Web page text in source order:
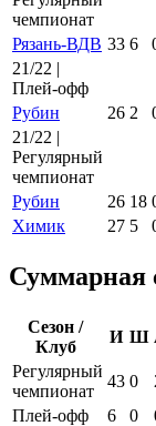
чемпионат
Рязань-ВДВ 33 6
21/22 |
Плей-офф
Рубин
26 2
21/22 |
Регулярный
чемпионат
Рубин
26 18
Химик
27 5
Суммарная
Сезон /
Клуб
И Ш
Регулярный
чемпионат
43 0
Плей-офф
6 0